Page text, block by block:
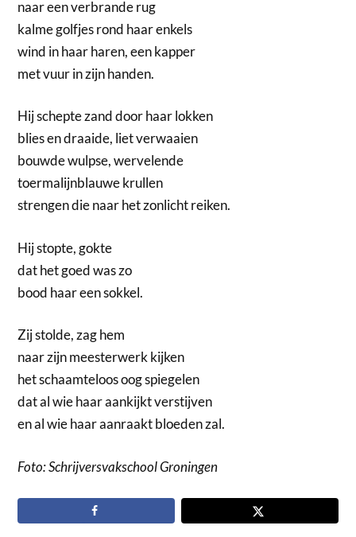
naar een verbrande rug
kalme golfjes rond haar enkels
wind in haar haren, een kapper
met vuur in zijn handen.
Hij schepte zand door haar lokken
blies en draaide, liet verwaaien
bouwde wulpse, wervelende
toermalijnblauwe krullen
strengen die naar het zonlicht reiken.
Hij stopte, gokte
dat het goed was zo
bood haar een sokkel.
Zij stolde, zag hem
naar zijn meesterwerk kijken
het schaamteloos oog spiegelen
dat al wie haar aankijkt verstijven
en al wie haar aanraakt bloeden zal.
Foto: Schrijversvakschool Groningen